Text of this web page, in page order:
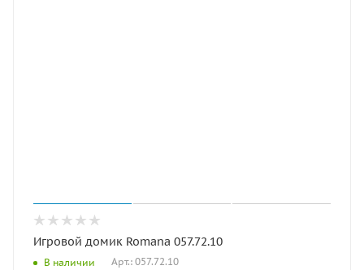
Игровой домик Romana 057.72.10
В наличии Арт.: 057.72.10